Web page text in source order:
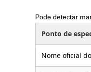
Pode detectar
Ponto de
Nome oficial